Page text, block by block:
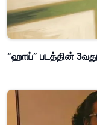
“ஹாய்” படத்தின் 3வது